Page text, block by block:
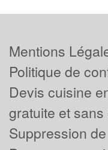
Mentions
Politique de
Devis cuisine
gratuite et
Suppression